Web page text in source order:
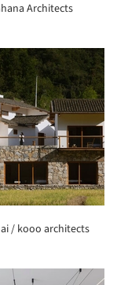
Architects
/ kooo architects